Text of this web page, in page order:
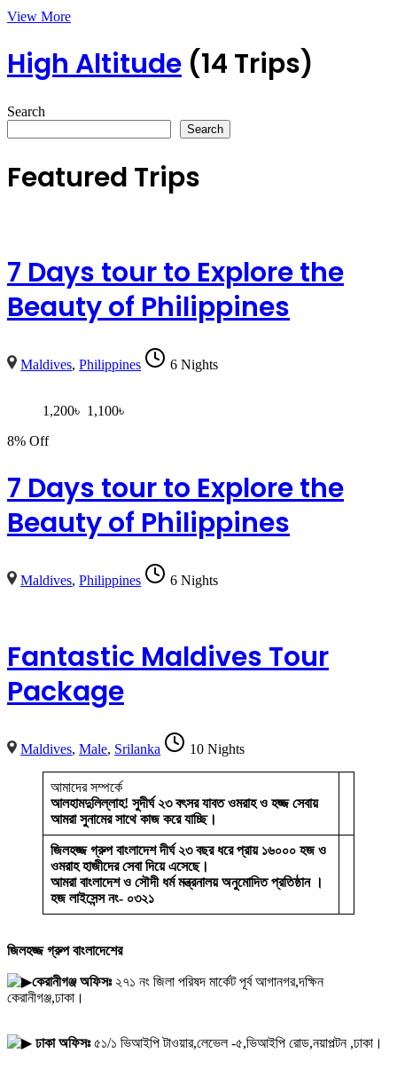
View More
High Altitude (14 Trips)
Search
Search
Featured Trips
7 Days tour to Explore the
Beauty of Philippines
Maldives,Philippines 6 Nights
1,200৳ 1,100৳
8% Off
7 Days tour to Explore the
Beauty of Philippines
Maldives,Philippines 6 Nights
Fantastic Maldives Tour
Package
Maldives,Male, Srilanka 10 Nights
আমাদের সম্পর্কে
আলহামদুলিল্লাহ! সুদীর্ঘ ২৩ বৎসর যাবত ওমরাহ ও হজ্জ সেবায়
আমরা সুনামের সাথে কাজ করে যাচ্ছি।
জিলহজ্জ গ্রুপ বাংলাদেশ দীর্ঘ ২৩ বছর ধরে প্রায় ১৬০০০ হজ ও
ওমরাহ হাজীদের সেবা দিয়ে এসেছে।
আমরা বাংলাদেশ ও সৌদী ধর্ম মন্ত্রনালয় অনুমোদিত প্রতিষ্ঠান ।
হজ লাইসেন্স নং- ০৩২১
জিলহজ্জ গ্রুপ বাংলাদেশের
কেরানীগঞ্জ অফিসঃ২৭১ নং জিলা পরিষদ মার্কেট পূর্ব আগানগর,দক্ষিন
কেরানীগঞ্জ,ঢাকা।
ঢাকা অফিসঃ৫১/১ ভিআইপি টাওয়ার,লেভেল -৫,ভিআইপি রোড,নয়াপল্টন ,ঢাকা।